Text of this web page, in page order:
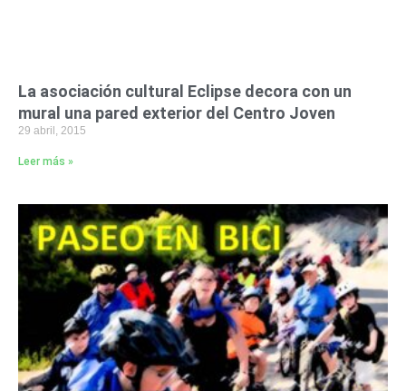
La asociación cultural Eclipse decora con un
mural una pared exterior del Centro Joven
29 abril, 2015
Leer más »